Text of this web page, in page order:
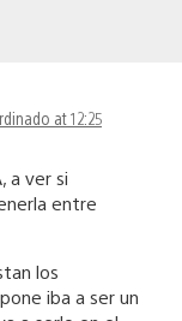
at 12:25
a ver si
entre
los
iba a ser un